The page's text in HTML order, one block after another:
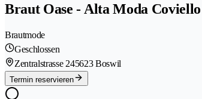
Braut Oase - Alta Moda Coviello
Brautmode
Geschlossen
Zentralstrasse 245623 Boswil
Termin reservieren